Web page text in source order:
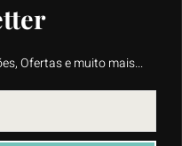
Ofertas e muito mais...